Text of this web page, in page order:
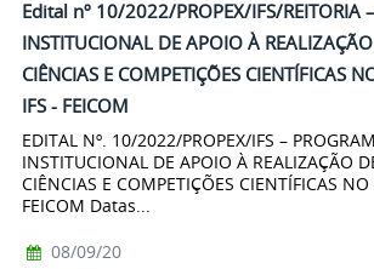
Edital nº 10/2022/PROPEX/IFS/REITORIA
INSTITUCIONAL DE APOIO À
CIÊNCIAS E COMPETIÇÕES CIENTÍFICAS
IFS - FEICOM
EDITAL Nº. 10/2022/PROPEX/IFS –
INSTITUCIONAL DE APOIO À REALIZAÇÃO
CIÊNCIAS E COMPETIÇÕES CIENTÍFICAS
FEICOM Datas...
08/09/20